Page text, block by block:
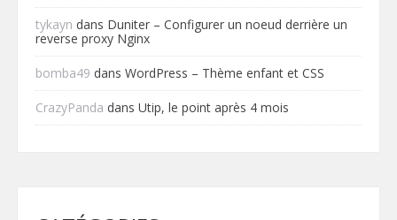
tykayn dans Duniter – Configurer un noeud derrière un
reverse proxy Nginx
bomba49 dans WordPress – Thème enfant et CSS
CrazyPanda dans Utip, le point après 4 mois